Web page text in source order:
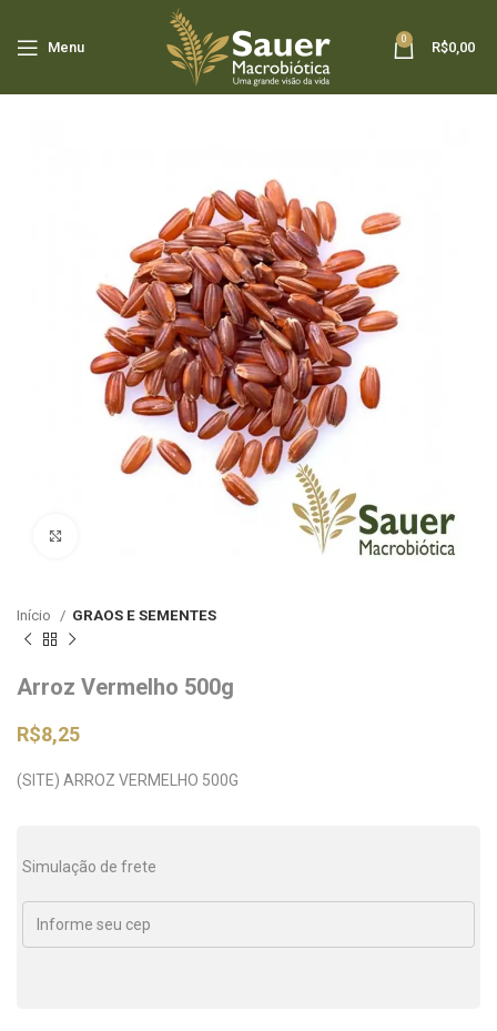
Menu
0
R$0,00
Início GRAOS E SEMENTES
Arroz Vermelho 500g
R$8,25
(SITE) ARROZ VERMELHO 500G
Simulação de frete